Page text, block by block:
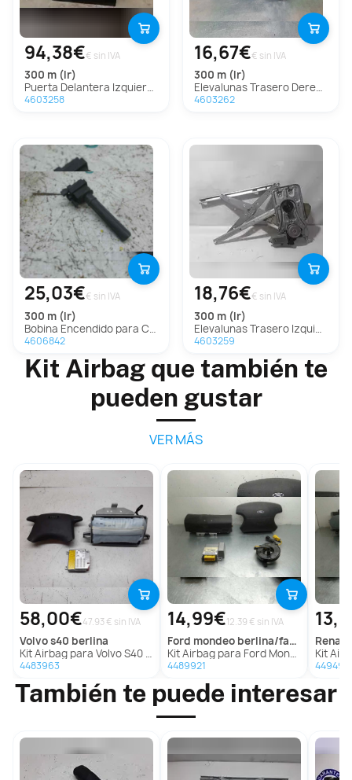
94,38€€ sin IVA
300 m (lr)
Puerta Delantera Izquierda para Chrysler 300 M (Lr)
4603258
16,67€€ sin IVA
300 m (lr)
Elevalunas Trasero Derecho para Chrysler 300 M (Lr)
4603262
25,03€€ sin IVA
300 m (lr)
Bobina Encendido para Chrysler 300 M (Lr)
4606842
18,76€€ sin IVA
300 m (lr)
Elevalunas Trasero Izquierdo Para Chrysler 300 M
4603259
Kit Airbag que también te
pueden gustar
VER MÁS
58,00€47.93 € sin IVA
volvos40 berlina
Kit Airbag para Volvo S40 Berlina
4483963
14,99€12.39 € sin IVA
ford mondeo berlina/familiar (fd)
Kit Airbag para Ford Mondeo Berlina/Familiar (Fd)
4489921
Kit Airbag
También te puede interesar